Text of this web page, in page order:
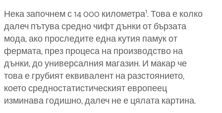
Нека започнем с 14 000 километра1. Това е колко
далеч пътува средно чифт дънки от бързата
мода, ако проследите една кутия памук от
фермата, през процеса на производство на
дънки, до универсалния магазин. И макар че
това е грубият еквивалент на разстоянието,
което средностатистическият европеец
изминава годишно, далеч не е цялата картина.